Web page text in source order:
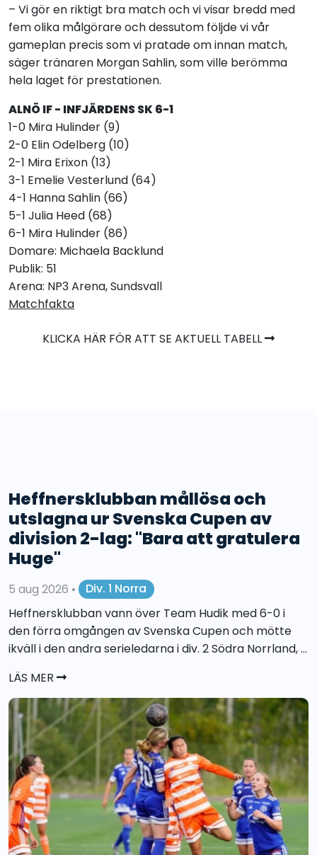
– Vi gör en riktigt bra match och vi visar bredd med
fem olika målgörare och dessutom följde vi vår
gameplan precis som vi pratade om innan match,
säger tränaren Morgan Sahlin, som ville berömma
hela laget för prestationen.
ALNÖ IF - INFJÄRDENS SK 6-1
1-0 Mira Hulinder (9)
2-0 Elin Odelberg (10)
2-1 Mira Erixon (13)
3-1 Emelie Vesterlund (64)
4-1 Hanna Sahlin (66)
5-1 Julia Heed (68)
6-1 Mira Hulinder (86)
Domare: Michaela Backlund
Publik: 51
Arena: NP3 Arena, Sundsvall
Matchfakta
KLICKA HÄR FÖR ATT SE AKTUELL TABELL
Heffnersklubban mållösa och
utslagna ur Svenska Cupen av
division 2-lag: "Bara att gratulera
Huge"
5 aug 2026 •
Div. 1 Norra
Heffnersklubban vann över Team Hudik med 6-0 i
den förra omgången av Svenska Cupen och mötte
ikväll i den andra serieledarna i div. 2 Södra Norrland, ...
LÄS MER